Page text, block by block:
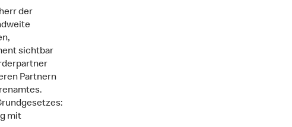
der
sichtbar
Partnern
mit